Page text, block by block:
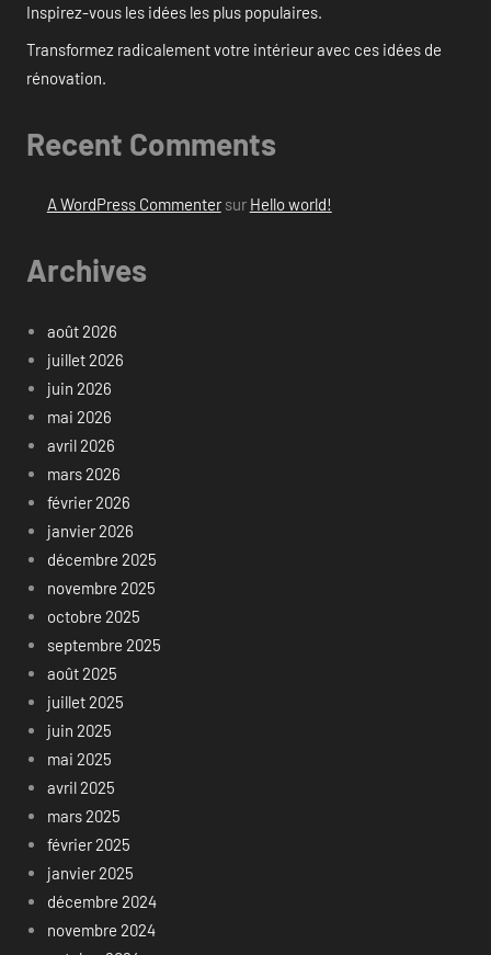
Inspirez-vous les idées les plus populaires.
Transformez radicalement votre intérieur avec ces idées de
rénovation.
Recent Comments
A WordPress Commentersur Hello world!
Archives
août 2026
juillet 2026
juin 2026
mai 2026
avril 2026
mars 2026
février 2026
janvier 2026
décembre 2025
novembre 2025
octobre 2025
septembre 2025
août 2025
juillet 2025
juin 2025
mai 2025
avril 2025
mars 2025
février 2025
janvier 2025
décembre 2024
novembre 2024